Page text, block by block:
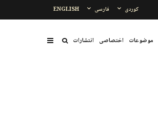
ENGLISH فارسی کوردی
موضوعات اختصاصی انتشارات